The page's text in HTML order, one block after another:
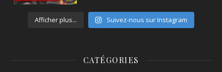
Afficher plus... Suivez-nous sur Instagram
CATÉGORIES